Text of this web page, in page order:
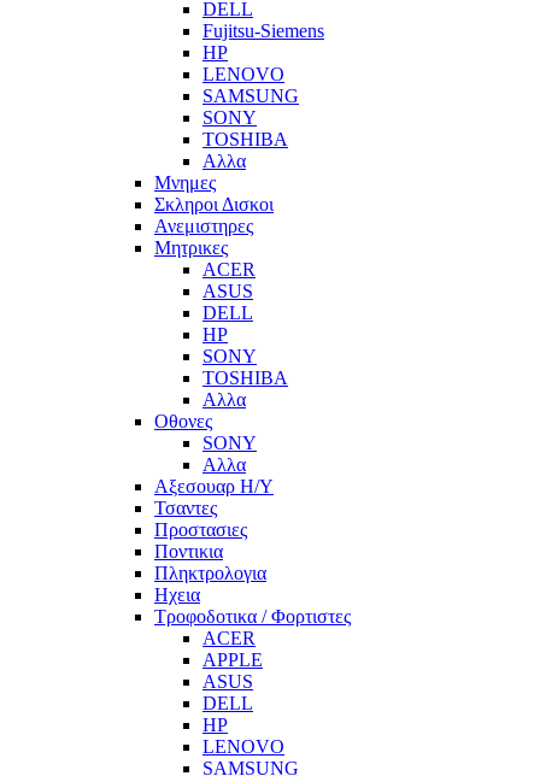
DELL
Fujitsu-Siemens
HP
LENOVO
SAMSUNG
SONY
TOSHIBA
Αλλα
Μνημες
Σκληροι Δισκοι
Ανεμιστηρες
Μητρικες
ACER
ASUS
DELL
HP
SONY
TOSHIBA
Αλλα
Οθονες
SONY
Αλλα
Αξεσουαρ Η/Υ
Τσαντες
Προστασιες
Ποντικια
Πληκτρολογια
Ηχεια
Τροφοδοτικα / Φορτιστες
ACER
APPLE
ASUS
DELL
HP
LENOVO
SAMSUNG